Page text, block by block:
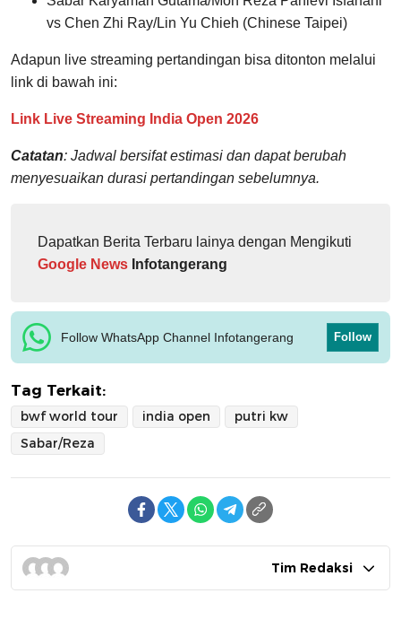
vs Chen Zhi Ray/Lin Yu Chieh (Chinese Taipei)
Adapun live streaming pertandingan bisa ditonton melalui
link di bawah ini:
Link Live Streaming India Open 2026
Catatan: Jadwal bersifat estimasi dan dapat berubah
menyesuaikan durasi pertandingan sebelumnya.
Dapatkan Berita Terbaru lainya dengan Mengikuti
Google News Infotangerang
Follow WhatsApp Channel Infotangerang Follow
Tag Terkait:
bwf world tour india open
putri kw
Sabar/Reza
Tim Redaksi